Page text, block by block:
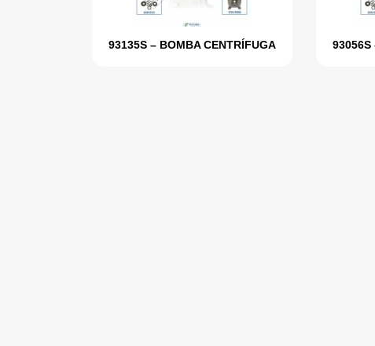
93135S – BOMBA CENTRÍFUGA 93056S